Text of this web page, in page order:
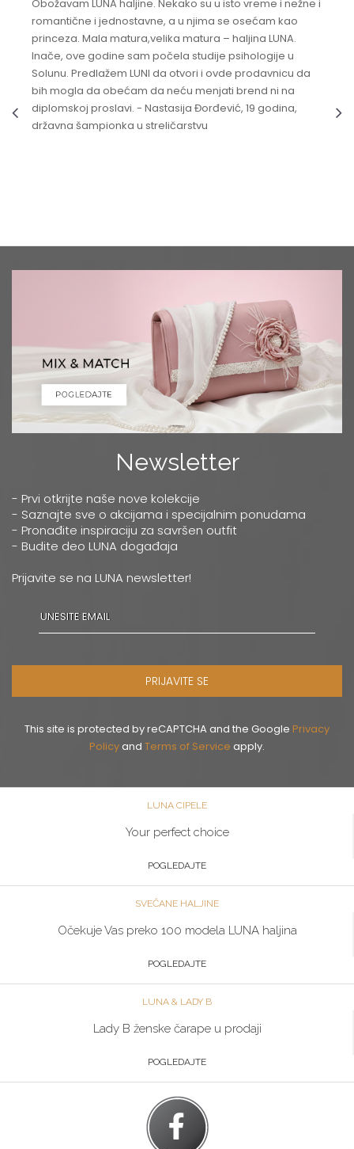
Obožavam LUNA haljine. Nekako su u isto vreme i nežne i
romantične i jednostavne, a u njima se osećam kao
princeza. Mala matura,velika matura – haljina LUNA.
Inače, ove godine sam počela studije psihologije u
Solunu. Predlažem LUNI da otvori i ovde prodavnicu da
bih mogla da obećam da neću menjati brend ni na
diplomskoj proslavi. - Nastasija Đorđević, 19 godina,
državna šampionka u streličarstvu
Newsletter
- Prvi otkrijte naše nove kolekcije
- Saznajte sve o akcijama i specijalnim ponudama
- Pronađite inspiraciju za savršen outfit
- Budite deo LUNA događaja
Prijavite se na LUNA newsletter!
PRIJAVITE SE
This site is protected by reCAPTCHA and the Google Privacy
Policyand Terms of Service apply.
LUNA CIPELE
Your perfect choice
POGLEDAJTE
SVEČANE HALJINE
Očekuje Vas preko 100 modela LUNA haljina
POGLEDAJTE
LUNA & LADY B
Lady B ženske čarape u prodaji
POGLEDAJTE